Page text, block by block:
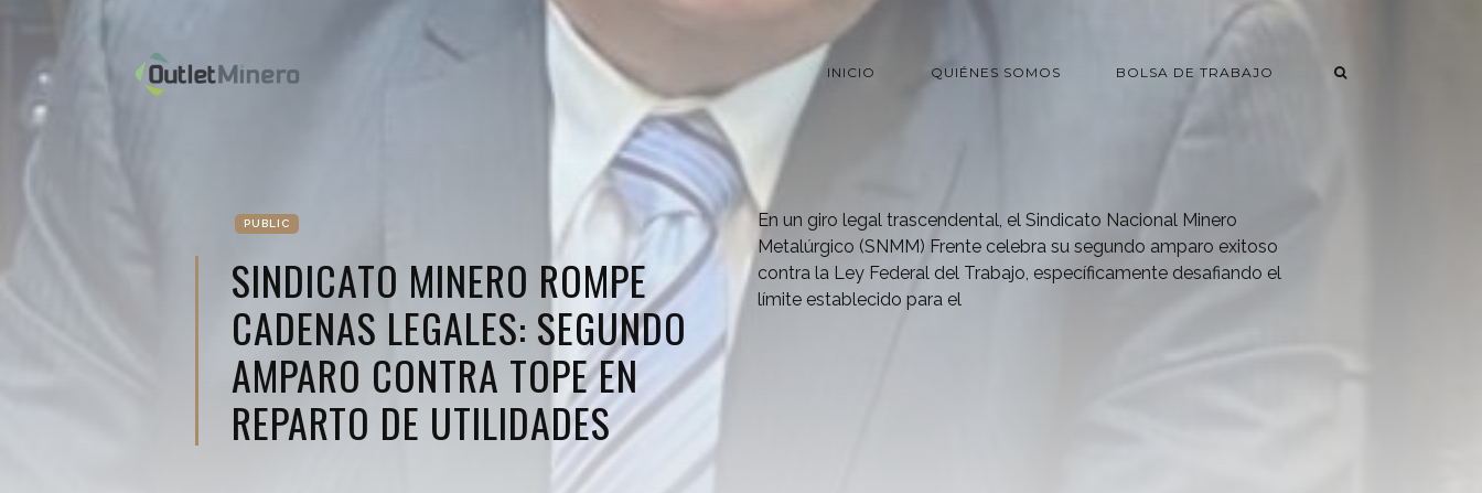
INICIO QUIÉNES SOMOS BOLSA DE TRABAJO
PUBLIC
SINDICATO MINERO ROMPE
CADENAS LEGALES: SEGUNDO
AMPARO CONTRA TOPE EN
REPARTO DE UTILIDADES
En un giro legal trascendental, el Sindicato Nacional Minero
Metalúrgico (SNMM) Frente celebra su segundo amparo exitoso
contra la Ley Federal del Trabajo, específicamente desafiando el
límite establecido para el